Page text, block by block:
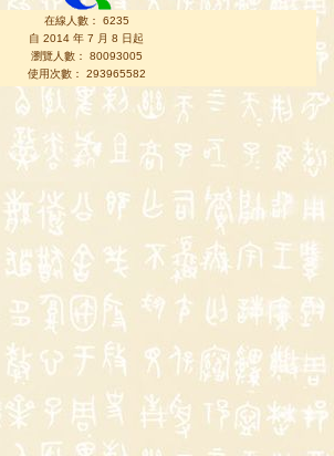
在線人數： 6235
自 2014 年 7 月 8 日起
瀏覽人數： 80093005
使用次數： 293965582